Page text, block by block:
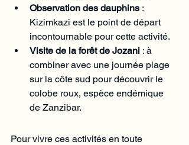
Observation des dauphins :
Kizimkazi est le point de départ
incontournable pour cette activité.
Visite de la forêt de Jozani : à
combiner avec une journée plage
sur la côte sud pour découvrir le
colobe roux, espèce endémique
de Zanzibar.
Pour vivre ces activités en toute